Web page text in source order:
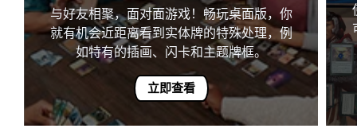
与好友相聚，面对面游戏！畅玩桌面版，你
就有机会近距离看到实体牌的特殊处理，例
如特有的插画、闪卡和主题牌框。
立即查看